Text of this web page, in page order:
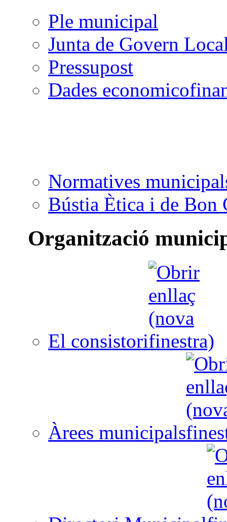
Ple municipal
Junta de Govern
Pressupost
Dades
Normatives
Bústia Ètica i de Bon
Organització
El consistori
Àrees municipals